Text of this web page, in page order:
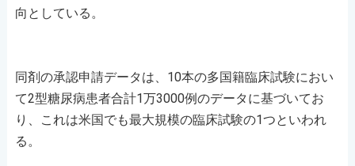
向としている。
同剤の承認申請データは、10本の多国籍臨床試験におい
て2型糖尿病患者合計1万3000例のデータに基づいてお
り、これは米国でも最大規模の臨床試験の1つといわれ
る。